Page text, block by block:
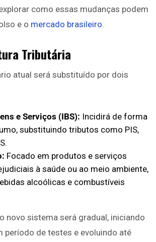
como essas mudanças podem
e o mercado brasileiro.
Tributária
atual será substituído por dois
e Serviços (IBS): Incidirá de forma
substituindo tributos como PIS,
Focado em produtos e serviços
à saúde ou ao meio ambiente,
alcoólicas e combustíveis
novo sistema será gradual, iniciando
período de testes e evoluindo até